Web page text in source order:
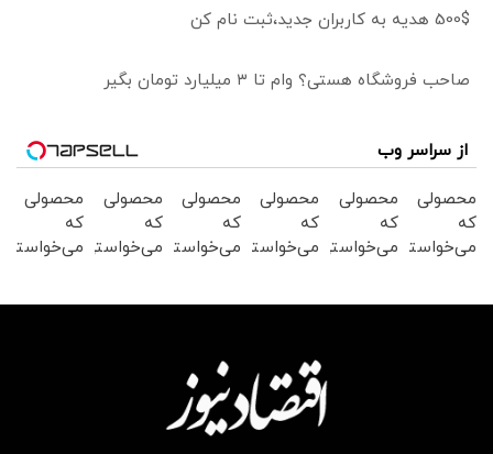
500$ هدیه به کاربران جدید،ثبت نام کن
صاحب فروشگاه هستی؟ وام تا ۳ میلیارد تومان بگیر
از سراسر وب
محصولی
که
می‌خواستی
محصولی
که
می‌خواستی
محصولی
که
می‌خواستی
بخر !
محصولی
که
می‌خواستی
بخر !
محصولی
که
می‌خواستی
محصولی
که
می‌خواستی